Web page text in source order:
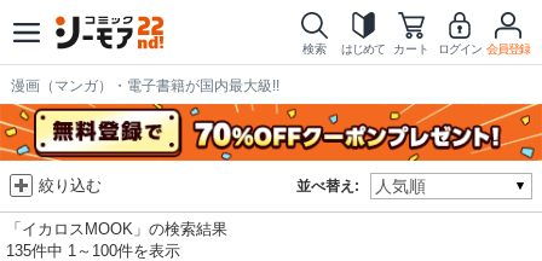
検索 はじめて カート ログイン 会員登録
漫画（マンガ）・電子書籍が国内最大級!!
並べ替え:
絞り込む
「イカロスMOOK」の検索結果
135件中 1～100件を表示